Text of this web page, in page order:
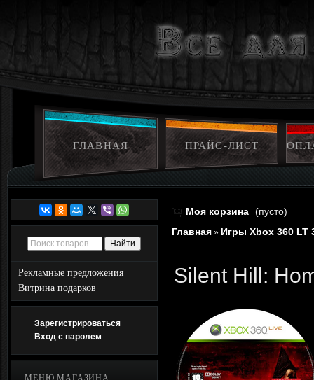
ГЛАВНАЯ ПРАЙС-ЛИСТ
Рекламные предложения
Витрина подарков
Зарегистрироваться
Вход с паролем
МЕНЮ МАГАЗИНА
Моя корзина (пусто)
Главная » Игры Xbox 360 LT
Silent Hill: